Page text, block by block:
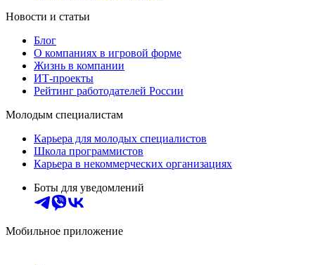
Новости и статьи
Блог
О компаниях в игровой форме
Жизнь в компании
ИТ-проекты
Рейтинг работодателей России
Молодым специалистам
Карьера для молодых специалистов
Школа программистов
Карьера в некоммерческих организациях
Боты для уведомлений
Мобильное приложение